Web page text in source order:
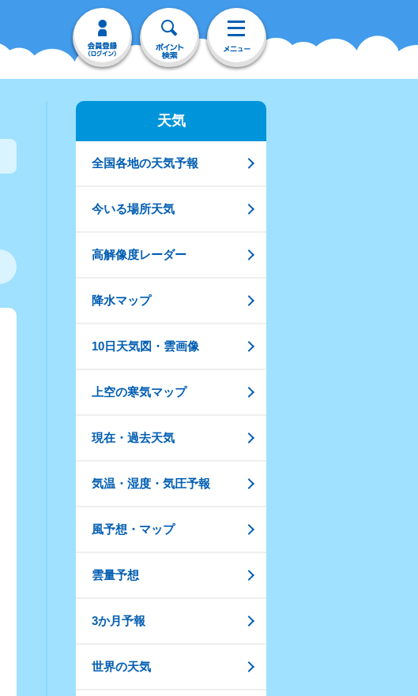
天気
全国各地の天気予報
今いる場所天気
高解像度レーダー
降水マップ
10日天気図・雲画像
上空の寒気マップ
現在・過去天気
気温・湿度・気圧予報
風予想・マップ
雲量予想
3か月予報
世界の天気